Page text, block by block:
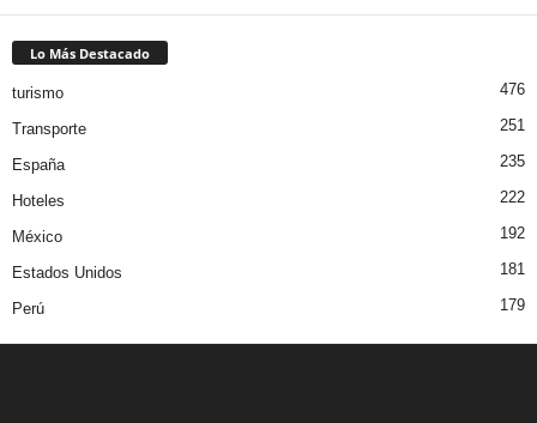
Lo Más Destacado
turismo 476
Transporte 251
España 235
Hoteles 222
México 192
Estados Unidos 181
Perú 179